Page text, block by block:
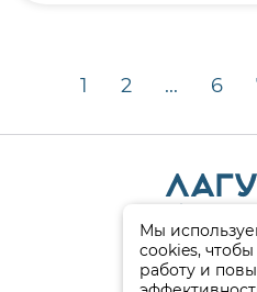
1 2 ... 6
©
База отдыха
Мы
cookies,
работу и